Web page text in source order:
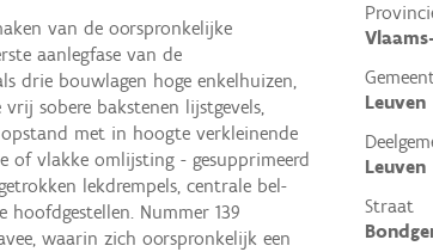
Leuven
Leuven
Straat
van de oorspronkelijke
aanlegfase van de
drie bouwlagen hoge enkelhuizen,
sobere bakstenen lijstgevels,
met in hoogte verkleinende
of vlakke omlijsting - gesupprimeerd
lekdrempels, centrale bel-
Nummer 139
waarin zich oorspronkelijk een